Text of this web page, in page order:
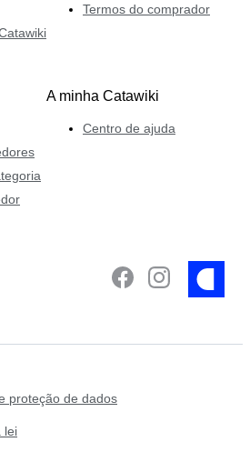
Termos do comprador
A minha Catawiki
Centro de ajuda
proteção de dados
lei